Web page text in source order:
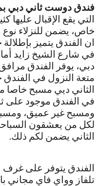
فندق دوست ثاني دبي
التي يقع الإقبال عليها
خاص، يضمن للنزلاء نوع
ان الفندق يتميز
في شارع الشيخ زايد
دبي، يوفر الفندق
متعة النزول في
الثاني ديي مسبح خاصا
في الفندق موجود على
ومسبح غير عميق،
لكل من يعشقون
الثاني يضمن لكم ذلك.
الفندق يتوفر على
تلفاز وواي فاي مجاني